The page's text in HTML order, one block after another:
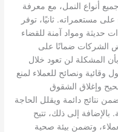
أنواع النمل، مع معرفة
مستعمراته. ثانيًا، توفر
ومواد آمنة للقضاء
الشركات ضمانًا على
بأن المشكلة لن تعود خلال
ونصائح للعملاء لمنع
وإغلاق الشقوق
نتائج دائمة ويقلل الحاجة
بالإضافة إلى ذلك، تتيح
وتضمن بيئة صحية